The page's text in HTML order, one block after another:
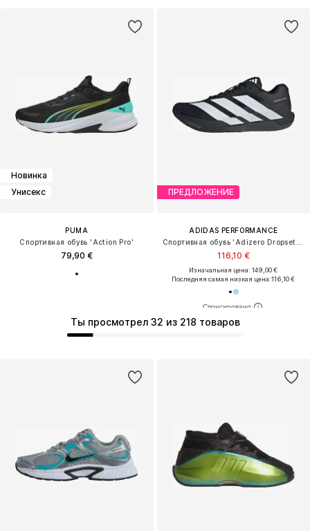
Новинка
Унисекс
PUMA
Спортивная обувь 'Action Pro'
79,90 €
ПРЕДЛОЖЕНИЕ
ADIDAS PERFORMANCE
116,10 €
Изначальная цена: 149,00 €
Последняя самая низкая цена:116,10 €
Ты просмотрел 32 из 218 товаров